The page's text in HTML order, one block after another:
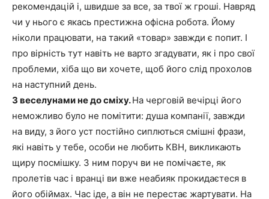
рекомендацій і, швидше за все, за твої ж гроші. Навряд
чи у нього є якась престижна офісна робота. Йому
ніколи працювати, на такий «товар» завжди є попит. І
про вірність тут навіть не варто згадувати, як і про свої
проблеми, хіба що ви хочете, щоб його слід прохолов
на наступний день.
З веселунами не до сміху.На черговій вечірці його
неможливо було не помітити: душа компанії, завжди
на виду, з його уст постійно сиплються смішні фрази,
які навіть у тебе, особи не любить КВН, викликають
щиру посмішку. З ним поруч ви не помічаєте, як
пролетів час і вранці ви вже неабияк прокидаєтеся в
його обіймах. Час іде, а він не перестає жартувати. На